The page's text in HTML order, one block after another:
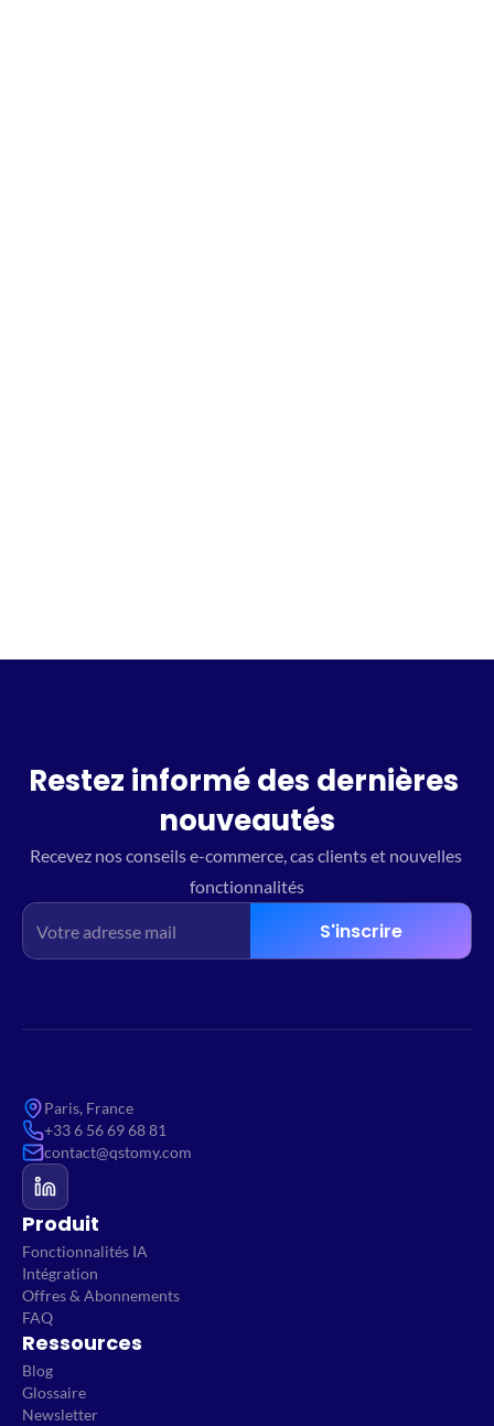
Restez informé des dernières
nouveautés
Recevez nos conseils e-commerce, cas clients et nouvelles
fonctionnalités
S'inscrire
Paris, France
+33 6 56 69 68 81
contact@qstomy.com
Produit
Fonctionnalités IA
Intégration
Offres & Abonnements
FAQ
Ressources
Blog
Glossaire
Newsletter